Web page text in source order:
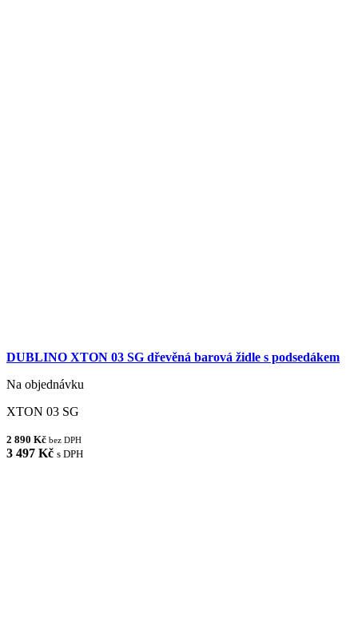
DUBLINO XTON 03 SG dřevěná barová židle s podsedákem
Na objednávku
XTON 03 SG
2 890 Kč bez DPH
3 497 Kč s DPH